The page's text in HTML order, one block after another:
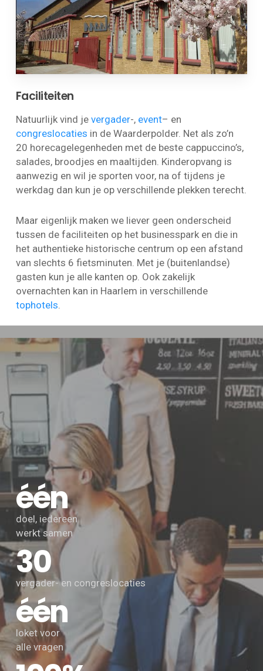
Faciliteiten
Natuurlijk vind je vergader-, event– en
congreslocaties in de Waarderpolder. Net als zo’n
20 horecagelegenheden met de beste cappuccino’s,
salades, broodjes en maaltijden. Kinderopvang is
aanwezig en wil je sporten voor, na of tijdens je
werkdag dan kun je op verschillende plekken terecht.
Maar eigenlijk maken we liever geen onderscheid
tussen de faciliteiten op het businesspark en die in
het authentieke historische centrum op een afstand
van slechts 6 fietsminuten. Met je (buitenlandse)
gasten kun je alle kanten op. Ook zakelijk
overnachten kan in Haarlem in verschillende
tophotels.
één
doel, iedereen
werkt samen
30
vergader- en congreslocaties
één
loket voor
alle vragen